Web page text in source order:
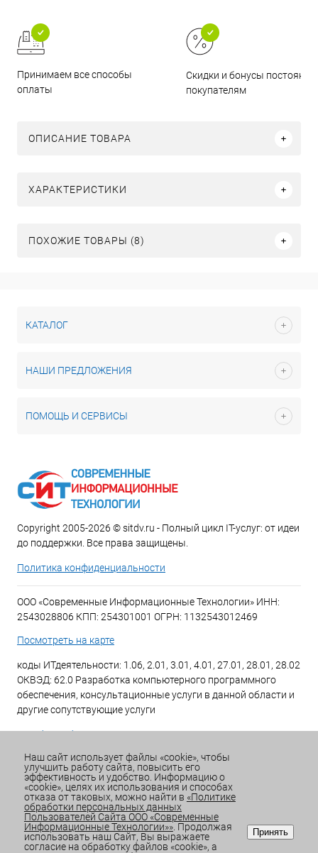
Принимаем все способы
оплаты
Скидки и бонусы
покупателям
ОПИСАНИЕ ТОВАРА
ХАРАКТЕРИСТИКИ
ПОХОЖИЕ ТОВАРЫ (8)
КАТАЛОГ
НАШИ ПРЕДЛОЖЕНИЯ
ПОМОЩЬ И СЕРВИСЫ
Copyright 2005-2026 © sitdv.ru - Полный цикл IT-услуг: от идеи
до поддержки. Все права защищены.
Политика конфиденциальности
ООО «Современные Информационные Технологии» ИНН:
2543028806 КПП: 254301001 ОГРН: 1132543012469
Посмотреть на карте
коды ИТдеятельности: 1.06, 2.01, 3.01, 4.01, 27.01, 28.01, 28.02
ОКВЭД: 62.0 Разработка компьютерного программного
обеспечения, консультационные услуги в данной области и
другие сопутствующие услуги
Email:office@sitdv.ru
График работы Пн-Пт: с 9:00 до 18:00 Сб/Вс: Выходной
Наш сайт использует файлы «cookie», чтобы
улучшить работу сайта, повысить его
эффективность и удобство. Информацию о
«cookie», целях их использования и способах
отказа от таковых, можно найти в «Политике
обработки персональных данных
Пользователей Сайта ООО «Современные
Информационные Технологии»». Продолжая
использовать наш Сайт, Вы выражаете
согласие на обработку файлов «cookie», а
Принять